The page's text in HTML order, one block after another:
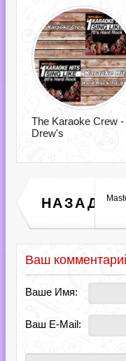
The Karaoke Crew -
Drew's
НАЗАД
Ваш
Ваше Имя:
Ваш E-Mail: